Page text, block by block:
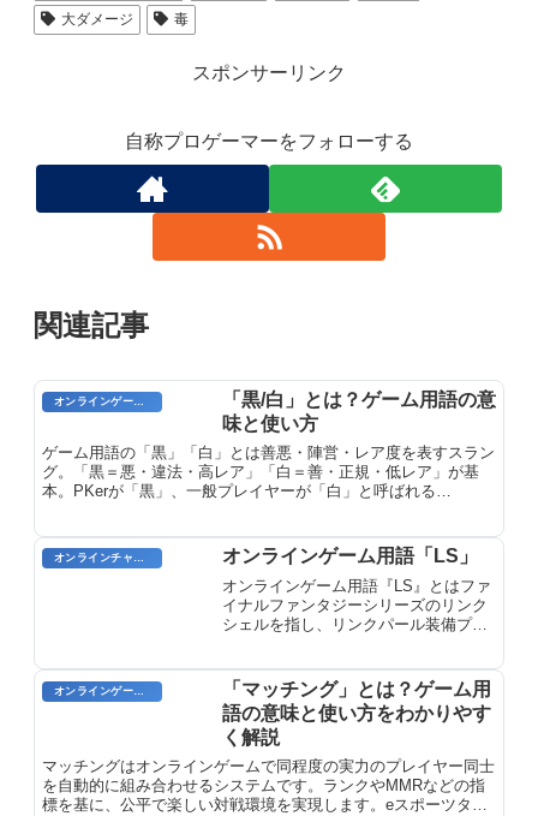
大ダメージ
毒
スポンサーリンク
自称プロゲーマーをフォローする
関連記事
「黒/白」とは？ゲーム用語の意
味と使い方
ゲーム用語の「黒」「白」とは善悪・陣営・レア度を表すスラン
グ。「黒＝悪・違法・高レア」「白＝善・正規・低レア」が基
本。PKerが「黒」、一般プレイヤーが「白」と呼ばれる
オンラインチャット用語 オンラインゲーム用語「LS」
オンラインゲーム用語『LS』とはファ
イナルファンタジーシリーズのリンク
シェルを指し、リンクパール装備プレ
に相当します。
「マッチング」とは？ゲーム用
語の意味と使い方をわかりやす
く解説
マッチングはオンラインゲームで同程度の実力のプレイヤー同士
を自動的に組み合わせるシステムです。ランクやMMRなどの指
標を基に、公平で楽しい対戦環境を実現します。eスポーツタイ